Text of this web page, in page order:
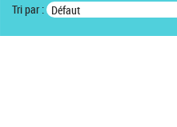
Tri par : Défaut